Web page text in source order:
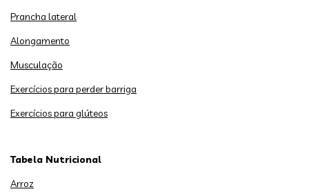
Prancha lateral
Alongamento
Musculação
Exercícios para perder barriga
Exercícios para glúteos
Tabela Nutricional
Arroz